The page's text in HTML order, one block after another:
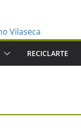
RECICLARTE